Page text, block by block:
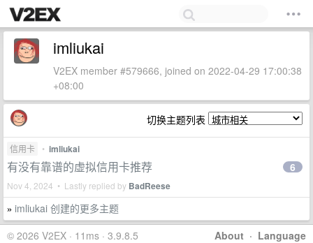
imliukai
V2EX member #579666, joined on 2022-04-29 17:00:38
+08:00
切换主题列表
信用卡 • imliukai
有没有靠谱的虚拟信用卡推荐
Nov 4, 2024 • Lastly replied by BadReese
6
» imliukai 创建的更多主题
About · Language
© 2026 V2EX · 11ms · 3.9.8.5